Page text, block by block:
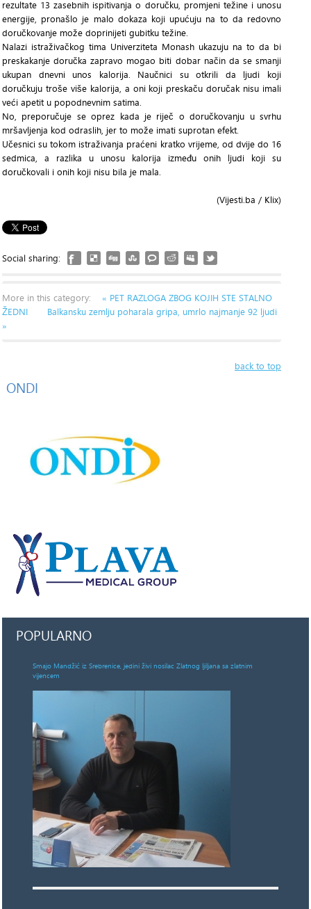
rezultate 13 zasebnih ispitivanja o doručku, promjeni težine i unosu
energije, pronašlo je malo dokaza koji upućuju na to da redovno
doručkovanje može doprinijeti gubitku težine.
Nalazi istraživačkog tima Univerziteta Monash ukazuju na to da bi
preskakanje doručka zapravo mogao biti dobar način da se smanji
ukupan dnevni unos kalorija. Naučnici su otkrili da ljudi koji
doručkuju troše više kalorija, a oni koji preskaču doručak nisu imali
veći apetit u popodnevnim satima.
No, preporučuje se oprez kada je riječ o doručkovanju u svrhu
mršavljenja kod odraslih, jer to može imati suprotan efekt.
Učesnici su tokom istraživanja praćeni kratko vrijeme, od dvije do 16
sedmica, a razlika u unosu kalorija između onih ljudi koji su
doručkovali i onih koji nisu bila je mala.
(Vijesti.ba / Klix)
Social sharing:
More in this category:
« PET RAZLOGA ZBOG KOJIH STE STALNO
ŽEDNI
Balkansku zemlju poharala gripa, umrlo najmanje 92 ljudi
»
back to top
ONDI
POPULARNO
Smajo Mandžić iz Srebrenice, jedini živi nosilac Zlatnog ljiljana sa zlatnim
vijencem